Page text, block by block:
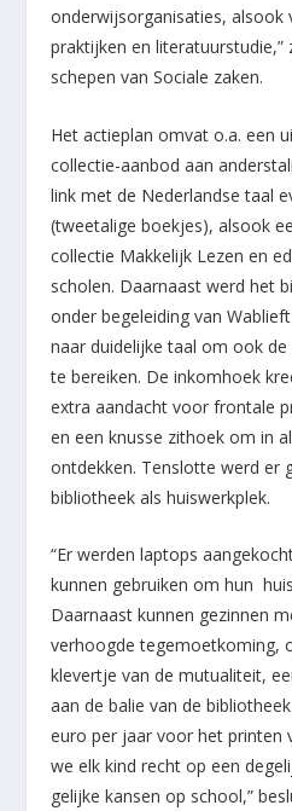
onderwijsorganisaties, alsook
praktijken en literatuurstudie,”
schepen van Sociale zaken.
Het actieplan omvat o.a. een
collectie-aanbod aan
link met de Nederlandse taal
(tweetalige boekjes), alsook
collectie Makkelijk Lezen en
scholen. Daarnaast werd het
onder begeleiding van
naar duidelijke taal om ook
te bereiken. De inkomhoek
extra aandacht voor frontale
en een knusse zithoek om in
ontdekken. Tenslotte werd er
bibliotheek als huiswerkplek.
“Er werden laptops
kunnen gebruiken om hun
Daarnaast kunnen gezinnen
verhoogde tegemoetkoming,
klevertje van de mutualiteit,
aan de balie van de
euro per jaar voor het printen
we elk kind recht op een
gelijke kansen op school,”